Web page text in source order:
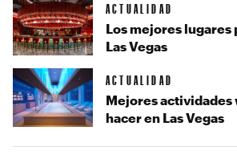
ACTUALIDAD
Los mejores lugares
Las Vegas
ACTUALIDAD
Mejores actividades
hacer en Las Vegas